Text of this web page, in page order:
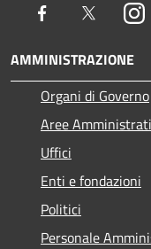
Facebook Twitter
AMMINISTRAZIONE
Organi di Governo
Aree
Uffici
Enti e fondazioni
Politici
Personale